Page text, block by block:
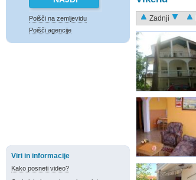
Poišči na zemljevidu
Poišči agencije
Viri in informacije
Kako posneti video?
Zadnji